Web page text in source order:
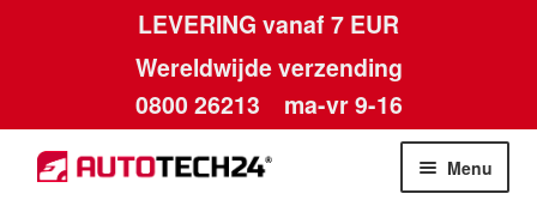
LEVERING vanaf 7 EUR
Wereldwijde verzending
0800 26213 ma-vr 9-16
Skip
to
Skip
to
Menu